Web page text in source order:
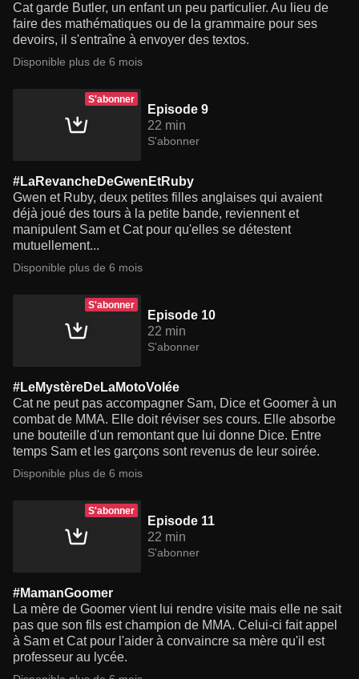
Cat garde Butler, un enfant un peu particulier. Au lieu de
faire des mathématiques ou de la grammaire pour ses
devoirs, il s'entraîne à envoyer des textos.
Disponible plus de 6 mois
S'abonner
Episode 9
22 min
S'abonner
#LaRevancheDeGwenEtRuby
Gwen et Ruby, deux petites filles anglaises qui avaient
déjà joué des tours à la petite bande, reviennent et
manipulent Sam et Cat pour qu'elles se détestent
mutuellement...
Disponible plus de 6 mois
S'abonner
Episode 10
22 min
S'abonner
#LeMystèreDeLaMotoVolée
Cat ne peut pas accompagner Sam, Dice et Goomer à un
combat de MMA. Elle doit réviser ses cours. Elle absorbe
une bouteille d'un remontant que lui donne Dice. Entre
temps Sam et les garçons sont revenus de leur soirée.
Disponible plus de 6 mois
S'abonner
Episode 11
22 min
S'abonner
#MamanGoomer
La mère de Goomer vient lui rendre visite mais elle ne sait
pas que son fils est champion de MMA. Celui-ci fait appel
à Sam et Cat pour l'aider à convaincre sa mère qu'il est
professeur au lycée.